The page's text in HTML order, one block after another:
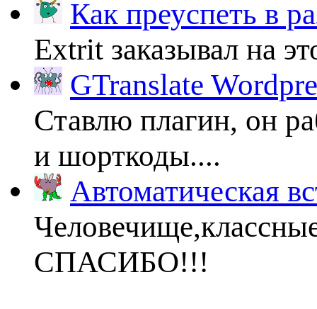
Как преуспеть в
Extrit заказывал на
GTranslate
Ставлю плагин, он
и шорткоды....
Автоматическая
СПАСИБО!!!